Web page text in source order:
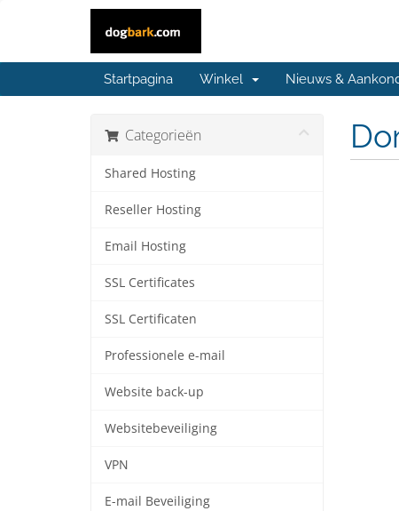
Startpagina Winkel Nieuws &
Categorieën
Shared Hosting
Reseller Hosting
Email Hosting
SSL Certificates
SSL Certificaten
Professionele e-mail
Website back-up
Websitebeveiliging
VPN
E-mail Beveiliging